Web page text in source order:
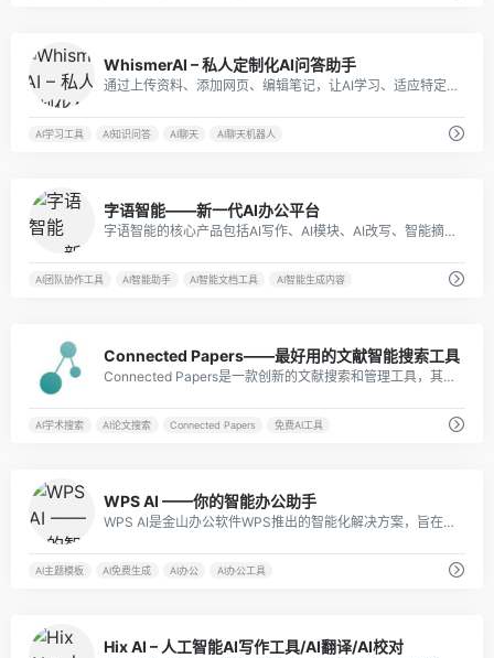
WhismerAI – 私人定制化AI问答助手
通过上传资料、添加网页、编辑笔记，让AI学习、适应特定领域或任务，即可创建你的个性化AI知识库。
AI学习工具 AI知识问答 AI聊天 AI聊天机器人
字语智能——新一代AI办公平台
字语智能的核心产品包括AI写作、AI模块、AI改写、智能摘要、质量检测等功能。字语智能致力于提高办公效率，为企业提供信息检索、模块搭建优化、知识搜索引擎、AI知识库存储、AI算力支持及团队协作处理等技术服务。
AI团队协作工具 AI智能助手 AI智能文档工具 AI智能生成内容
Connected Papers——最好用的文献智能搜索工具
Connected Papers是一款创新的文献搜索和管理工具，其可视化相关文献网络图功能使得科研工作者可以更方便地获取和筛选相关文献，提高了研究效率。同时，该工具还提供了文献管理功能，方便后续研究和引用。Connected Papers已经成为了众多科研工作者的必备在线AI工具之一。
AI学术搜索 AI论文搜索 Connected Papers 免费AI工具
WPS AI ——你的智能办公助手
WPS AI是金山办公软件WPS推出的智能化解决方案，旨在为用户提供更加智能、高效、便捷的智能办公体验。
AI主题模板 AI免费生成 AI办公 AI办公工具
Hix AI – 人工智能AI写作工具/AI翻译/AI校对